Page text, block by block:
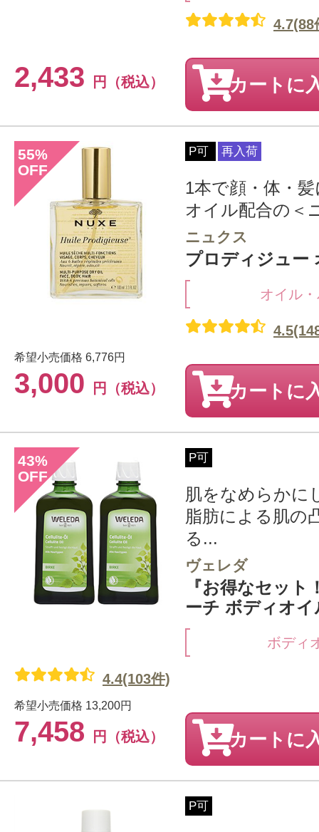
2,433 円（税込）
4.7(88
カートに
55%
OFF
P可 再入荷
1本で顔・体・
オイル配合の＜
ニュクス
プロディジュー
オイル
希望小売価格 6,776円
3,000 円（税込） カートに
43%
OFF
P可
肌をなめらかに
脂肪による肌の
る...
ヴェレダ
『お得なセッ
ーチ ボディオ
ボディ
希望小売価格 13,200円
7,458 円（税込）
4.4(103件)
カートに
P可